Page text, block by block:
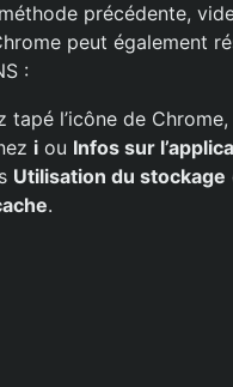
précédente,
peut également
:
tapé l’icône de
i ou Infos sur
Utilisation du stockage
.